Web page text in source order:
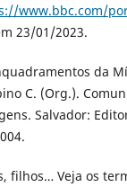
www.bbc.com/
23/01/2023.
da
C. (Org.).
Salvador:
filhos… Veja os